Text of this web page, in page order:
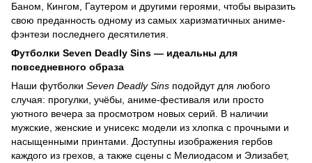
Баном, Кингом, Гаутером и другими героями, чтобы выразить
свою преданность одному из самых харизматичных аниме-
фэнтези последнего десятилетия.
Футболки Seven Deadly Sins — идеальны для
повседневного образа
Наши футболки Seven Deadly Sins подойдут для любого
случая: прогулки, учёбы, аниме-фестиваля или просто
уютного вечера за просмотром новых серий. В наличии
мужские, женские и унисекс модели из хлопка с прочными и
насыщенными принтами. Доступны изображения гербов
каждого из грехов, а также сцены с Мелиодасом и Элизабет,